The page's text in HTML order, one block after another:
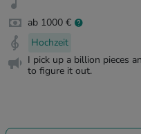
ab 1000 €
Hochzeit
I pick up a billion pieces
to figure it out.